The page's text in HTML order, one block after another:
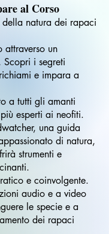
al Corso
della natura dei rapaci
attraverso un
Scopri i segreti
e impara a
a tutti gli amanti
esperti ai neofiti.
una guida
di natura,
strumenti e
e coinvolgente.
audio e a video
le specie e a
dei rapaci